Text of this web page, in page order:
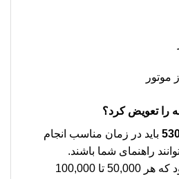
موتور
را تعویض کرد؟
باید در زمان مناسب انجام
راهنمای شما باشند.
همچنین، توصیه می‌شود که هر 50,000 تا 100,000